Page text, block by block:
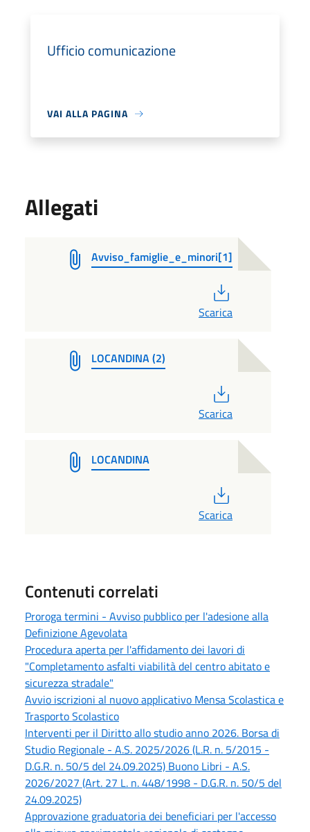
Ufficio comunicazione
VAI ALLA PAGINA
Allegati
Avviso_famiglie_e_minori[1]
Scarica
LOCANDINA (2)
Scarica
LOCANDINA
Scarica
Contenuti correlati
Proroga termini - Avviso pubblico per l'adesione alla
Definizione Agevolata
Procedura aperta per l'affidamento dei lavori di
"Completamento asfalti viabilità del centro abitato e
sicurezza stradale"
Avvio iscrizioni al nuovo applicativo Mensa Scolastica e
Trasporto Scolastico
Interventi per il Diritto allo studio anno 2026. Borsa di
Studio Regionale - A.S. 2025/2026 (L.R. n. 5/2015 -
D.G.R. n. 50/5 del 24.09.2025) Buono Libri - A.S.
2026/2027 (Art. 27 L. n. 448/1998 - D.G.R. n. 50/5 del
24.09.2025)
Approvazione graduatoria dei beneficiari per l'accesso